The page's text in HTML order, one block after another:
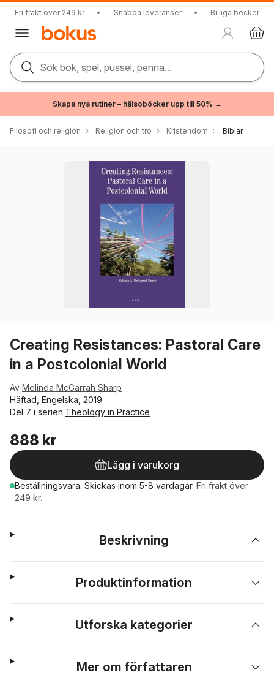
Fri frakt över 249 kr • Snabba leveranser • Billiga böcker
Sök bok, spel, pussel, penna...
Skapa nya rutiner – hälsoböcker upp till 50% →
Filosofi och religion Religion och tro Kristendom Biblar
Creating Resistances: Pastoral Care
in a Postcolonial World
Av Melinda McGarrah Sharp
Häftad, Engelska, 2019
Del 7 i serien Theology in Practice
888 kr
Lägg i varukorg
Beställningsvara. Skickas inom 5-8 vardagar. Fri frakt över
249 kr.
Beskrivning
Produktinformation
Utforska kategorier
Mer om författaren